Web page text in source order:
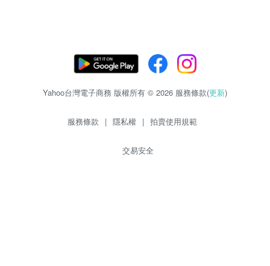
Yahoo台灣電子商務 版權所有 © 2026 服務條款(更新)
服務條款 | 隱私權 | 拍賣使用規範
交易安全